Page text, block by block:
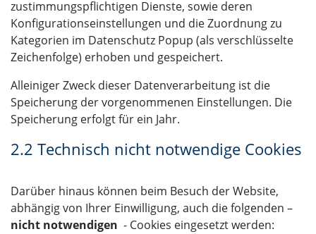
zustimmungspflichtigen Dienste, sowie deren
Konfigurationseinstellungen und die Zuordnung zu
Kategorien im Datenschutz Popup (als verschlüsselte
Zeichenfolge) erhoben und gespeichert.
Alleiniger Zweck dieser Datenverarbeitung ist die
Speicherung der vorgenommenen Einstellungen. Die
Speicherung erfolgt für ein Jahr.
2.2 Technisch nicht notwendige Cookies
Darüber hinaus können beim Besuch der Website,
abhängig von Ihrer Einwilligung, auch die folgenden –
nicht notwendigen - Cookies eingesetzt werden: